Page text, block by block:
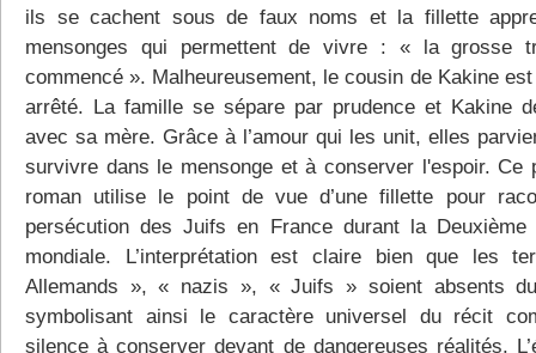
ils se cachent sous de faux noms et la fillette
mensonges qui permettent de vivre : « la grosse
commencé ». Malheureusement, le cousin de Kakine
arrêté. La famille se sépare par prudence et Kakine
avec sa mère. Grâce à l’amour qui les unit, elles
survivre dans le mensonge et à conserver l'espoir. Ce
roman utilise le point de vue d’une fillette pour
persécution des Juifs en France durant la Deuxième
mondiale. L’interprétation est claire bien que les
Allemands », « nazis », « Juifs » soient absents
symbolisant ainsi le caractère universel du récit
silence à conserver devant de dangereuses réalités.